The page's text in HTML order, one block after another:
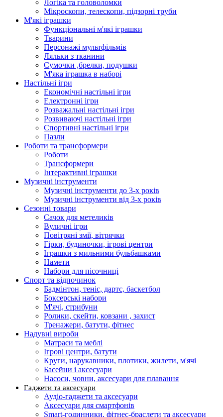
Логіка та головоломки
Мікроскопи, телескопи, підзорні труби
М'які іграшки
Функціональні м'які іграшки
Тварини
Персонажі мультфільмів
Ляльки з тканини
Сумочки ,брелки, подушки
М'яка іграшка в наборі
Настільні ігри
Економічні настільні ігри
Електронні ігри
Розважальні настільні ігри
Розвиваючі настільні ігри
Спортивні настільні ігри
Пазли
Роботи та трансформери
Роботи
Трансформери
Інтерактивні іграшки
Музичні інструменти
Музичні інструменти до 3-х років
Музичні інструменти від 3-х років
Сезонні товари
Сачок для метеликів
Вуличні ігри
Повітряні змії, вітрячки
Гірки, будиночки, ігрові центри
Іграшки з мильними бульбашками
Намети
Набори для пісочниці
Спорт та відпочинок
Бадмінтон, теніс, дартс, баскетбол
Боксерські набори
М'ячі, стрибуни
Ролики, скейти, ковзани , захист
Тренажери, батути, фітнес
Надувні вироби
Матраси та меблі
Ігрові центри, батути
Круги, нарукавники, плотики, жилети, м'ячі
Басейни і аксесуари
Насоси, човни, аксесуари для плавання
Гаджети та аксесуари
Аудіо-гаджети та аксесуари
Аксесуари для смартфонів
Smart-годинники, фітнес-браслети та аксесуари